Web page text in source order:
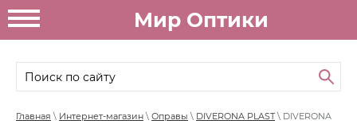
Мир Оптики
Главная \ Интернет-магазин \ Оправы \ DIVERONA PLAST\ DIVERONA